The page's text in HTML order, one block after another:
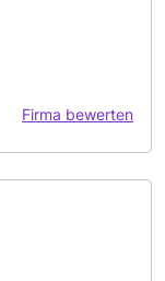
Firma bewerten